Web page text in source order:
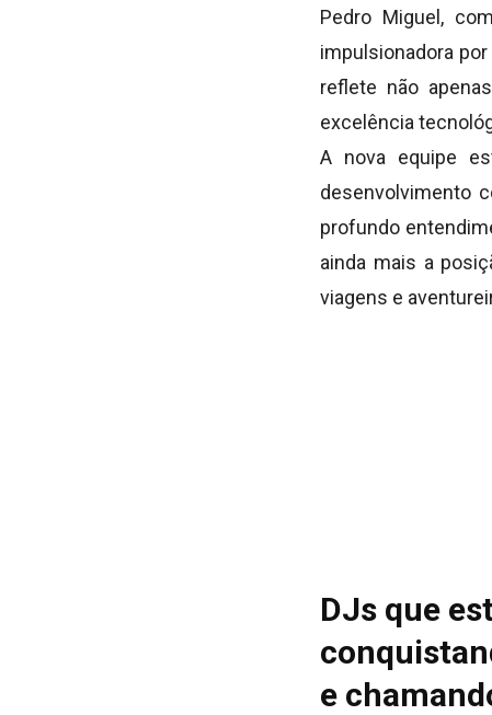
Pedro Miguel,
impulsionadora
reflete não
excelência
A nova equipe
desenvolvimento
profundo
ainda mais a
viagens e
DJs que
e